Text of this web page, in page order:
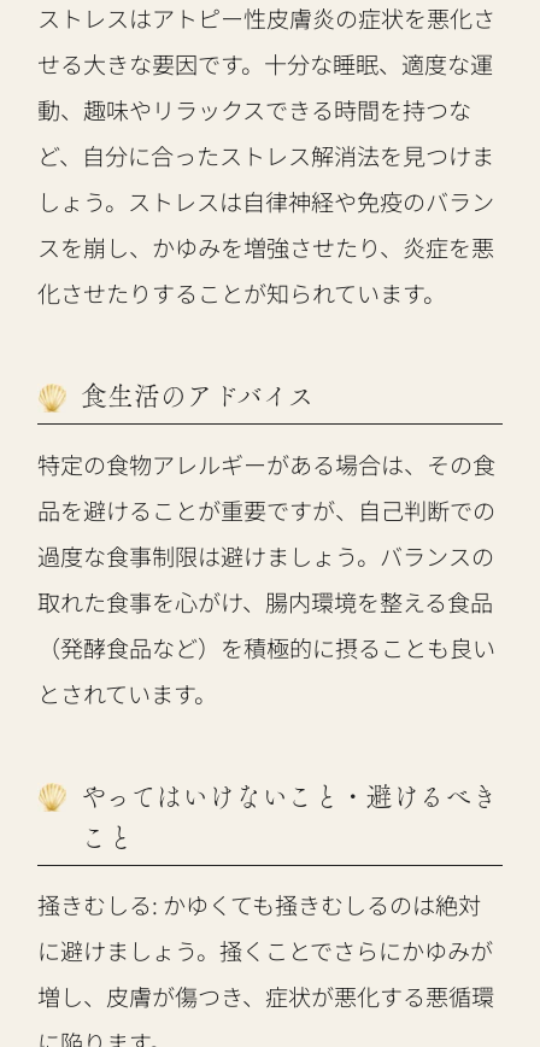
ストレスはアトピー性皮膚炎の症状を悪化さ
せる大きな要因です。十分な睡眠、適度な運
動、趣味やリラックスできる時間を持つな
ど、自分に合ったストレス解消法を見つけま
しょう。ストレスは自律神経や免疫のバラン
スを崩し、かゆみを増強させたり、炎症を悪
化させたりすることが知られています。
食生活のアドバイス
特定の食物アレルギーがある場合は、その食
品を避けることが重要ですが、自己判断での
過度な食事制限は避けましょう。バランスの
取れた食事を心がけ、腸内環境を整える食品
（発酵食品など）を積極的に摂ることも良い
とされています。
やってはいけないこと・避けるべき
こと
掻きむしる: かゆくても掻きむしるのは絶対
に避けましょう。掻くことでさらにかゆみが
増し、皮膚が傷つき、症状が悪化する悪循環